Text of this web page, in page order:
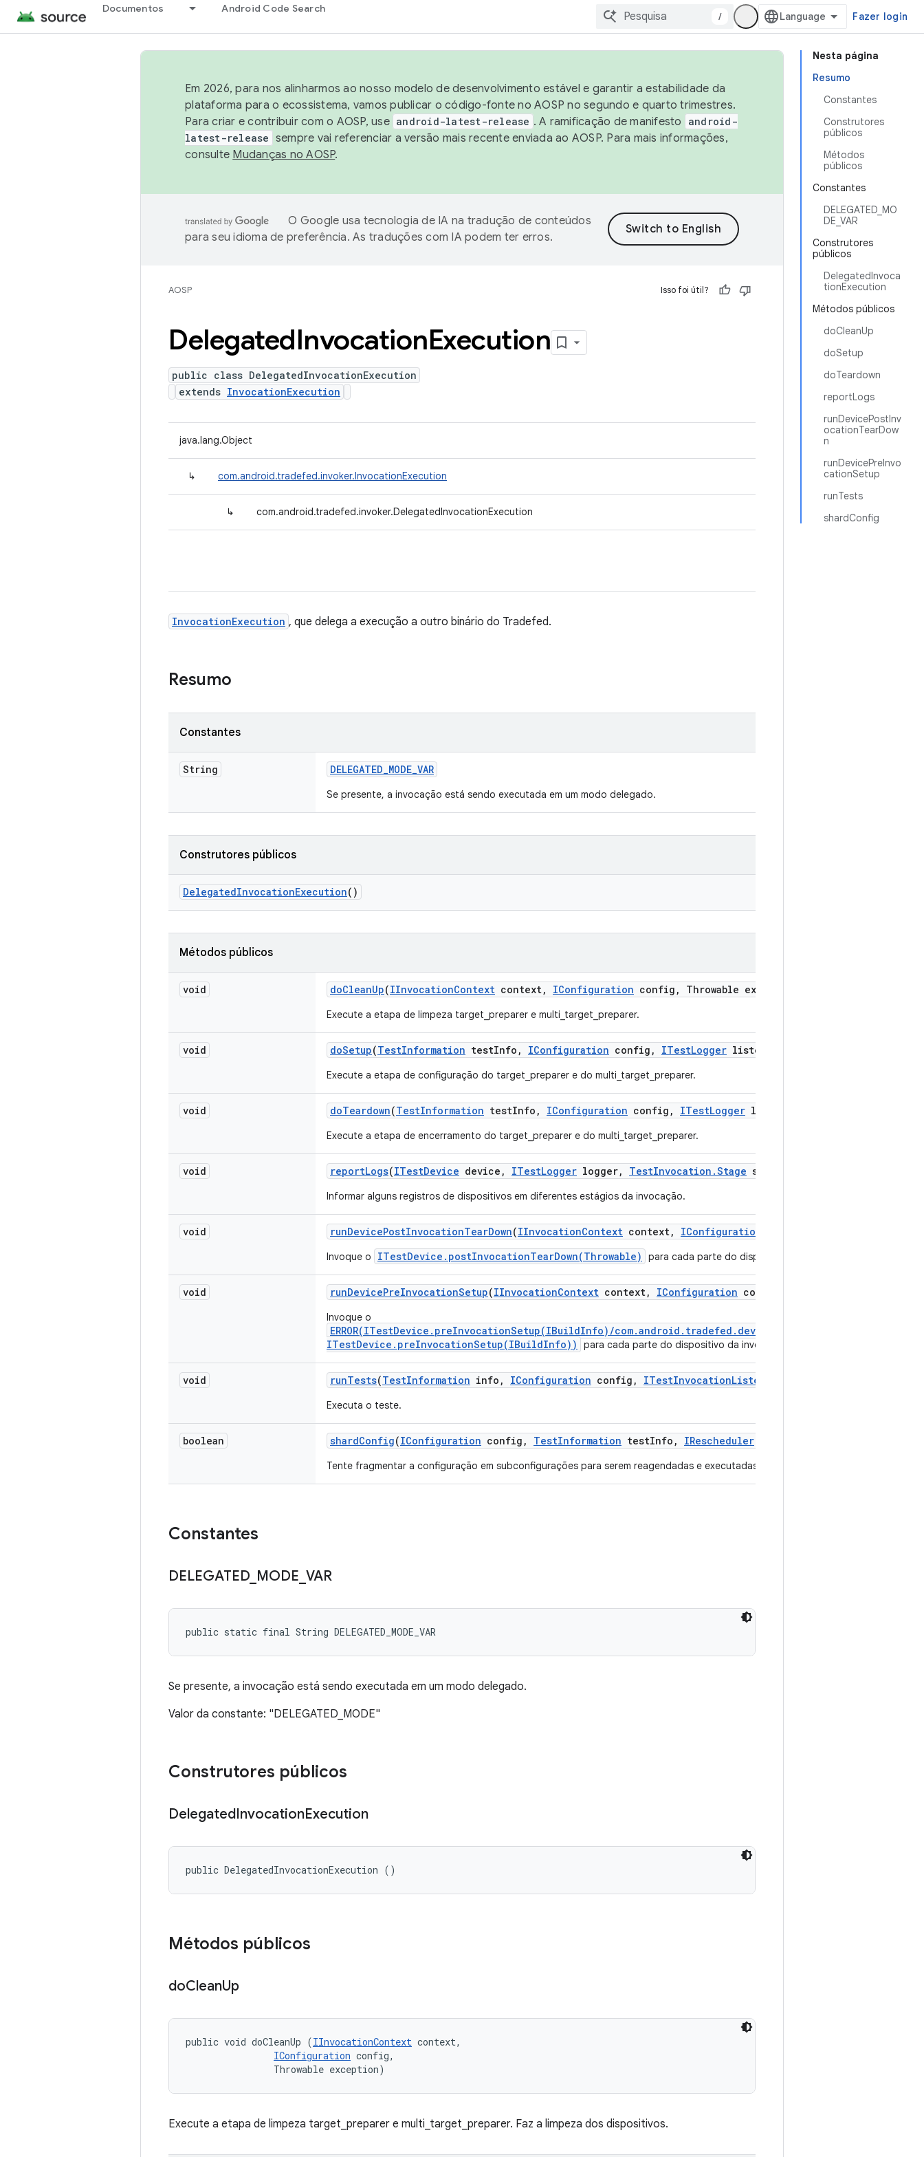
Documentos Android Code Search
/ Fazer login
Nesta página
Resumo
Constantes
Construtores
públicos
Métodos
públicos
Constantes
DELEGATED_MO
DE_VAR
Construtores
públicos
DelegatedInvoca
tionExecution
Métodos públicos
doCleanUp
doSetup
doTeardown
reportLogs
runDevicePostInv
ocationTearDow
n
runDevicePreInvo
cationSetup
runTests
shardConfig
Em 2026, para nos alinharmos ao nosso modelo de desenvolvimento estável e garantir a estabilidade da
plataforma para o ecossistema, vamos publicar o código-fonte no AOSP no segundo e quarto trimestres.
Para criar e contribuir com o AOSP, use android-latest-release . A ramificação de manifesto
android-
latest-release sempre vai referenciar a versão mais recente enviada ao AOSP. Para mais informações,
consulte Mudanças no AOSP.
O Google usa tecnologia de IA na tradução de conteúdos
para seu idioma de preferência. As traduções com IA podem ter erros.
AOSP Isso foi útil?
DelegatedInvocationExecution
public class DelegatedInvocationExecution
extends InvocationExecution
java.lang.Object
↳ com.android.tradefed.invoker.InvocationExecution
↳ com.android.tradefed.invoker.DelegatedInvocationExecution
InvocationExecution , que delega a execução a outro binário do Tradefed.
Resumo
Constantes
String DELEGATED_MODE_VAR
Se presente, a invocação está sendo executada em um modo delegado.
Construtores públicos
DelegatedInvocationExecution()
Métodos públicos
void doCleanUp(IInvocationContext context, IConfiguration config , Throwable exception)
Execute a etapa de limpeza target_preparer e multi_target_preparer.
void doSetup(TestInformation testInfo , IConfiguration config , ITestLogger listener)
Execute a etapa de configuração do target_preparer e do multi_target_preparer.
void doTeardown(TestInformation testInfo , IConfiguration config , ITestLogger logger
Execute a etapa de encerramento do target_preparer e do multi_target_preparer.
void reportLogs(ITestDevice device , ITestLogger logger, TestInvocation .Stage stage)
Informar alguns registros de dispositivos em diferentes estágios da invocação.
void runDevicePostInvocationTearDown(IInvocationContext context, IConfiguration
Invoque o ITestDevice.postInvocationTearDown(Throwable) para cada parte do dispositivo da invocação.
void runDevicePreInvocationSetup(IInvocationContext context, IConfiguration config
Invoque o
ERROR(ITestDevice.preInvocationSetup(IBuildInfo)/
ITestDevice.preInvocationSetup(IBuildInfo))
para cada parte do dispositivo da invocação.
void runTests(TestInformation info , IConfiguration config , ITestInvocationListener
Executa o teste.
boolean shardConfig(IConfiguration config , TestInformation testInfo , IRescheduler
Tente fragmentar a configuração em subconfigurações para serem reagendadas e executadas em vários recursos em paralelo.
Constantes
DELEGATED MODE VAR
public static final String DELEGATED_MODE_VAR
Se presente, a invocação está sendo executada em um modo delegado.
Valor da constante: "DELEGATED_MODE"
Construtores públicos
DelegatedInvocationExecution
public DelegatedInvocationExecution ()
Métodos públicos
doCleanUp
public void doCleanUp (IInvocationContext context,
IConfiguration config,
                Throwable exception)
Execute a etapa de limpeza target_preparer e multi_target_preparer. Faz a limpeza dos dispositivos.